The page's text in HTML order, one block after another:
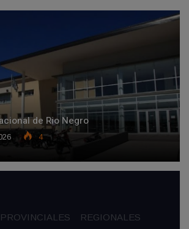
de Rio Negro
4
PROVINCIALES
REGIONALES